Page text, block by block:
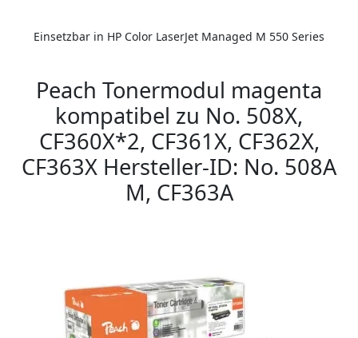
Einsetzbar in HP Color LaserJet Managed M 550 Series
Peach Tonermodul magenta
kompatibel zu No. 508X,
CF360X*2, CF361X, CF362X,
CF363X Hersteller-ID: No. 508A
M, CF363A